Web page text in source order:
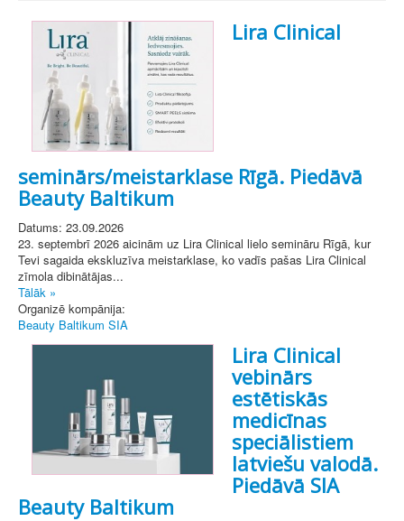
Lira Clinical
seminārs/meistarklase Rīgā. Piedāvā
Beauty Baltikum
Datums: 23.09.2026
23. septembrī 2026 aicinām uz Lira Clinical lielo semināru Rīgā, kur
Tevi sagaida ekskluzīva meistarklase, ko vadīs pašas Lira Clinical
zīmola dibinātājas...
Tālāk »
Organizē kompānija:
Beauty Baltikum SIA
Lira Clinical
vebinārs
estētiskās
medicīnas
speciālistiem
latviešu valodā.
Piedāvā SIA
Beauty Baltikum